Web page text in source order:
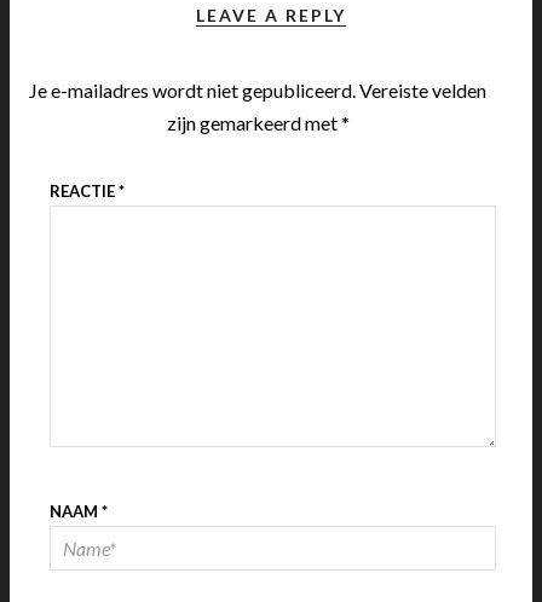
LEAVE A REPLY
Je e-mailadres wordt niet gepubliceerd.Vereiste velden
zijn gemarkeerd met*
REACTIE*
NAAM *